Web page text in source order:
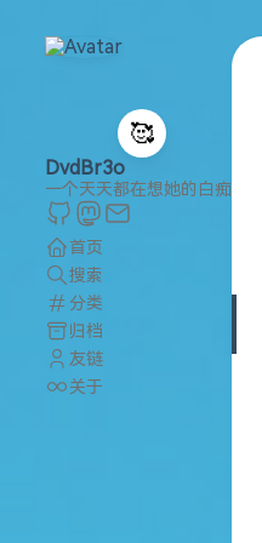
🥰
DvdBr3o
一个天天都在想她的白痴
首页
搜索
分类
归档
友链
关于